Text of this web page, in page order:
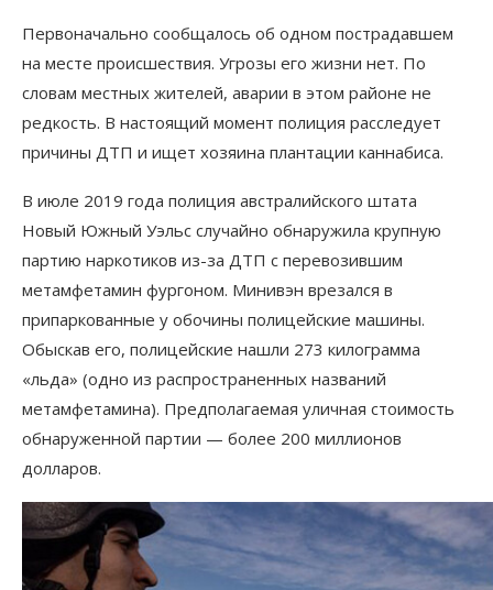
Первоначально сообщалось об одном пострадавшем
на месте происшествия. Угрозы его жизни нет. По
словам местных жителей, аварии в этом районе не
редкость. В настоящий момент полиция расследует
причины ДТП и ищет хозяина плантации каннабиса.
В июле 2019 года полиция австралийского штата
Новый Южный Уэльс случайно обнаружила крупную
партию наркотиков из-за ДТП с перевозившим
метамфетамин фургоном. Минивэн врезался в
припаркованные у обочины полицейские машины.
Обыскав его, полицейские нашли 273 килограмма
«льда» (одно из распространенных названий
метамфетамина). Предполагаемая уличная стоимость
обнаруженной партии — более 200 миллионов
долларов.